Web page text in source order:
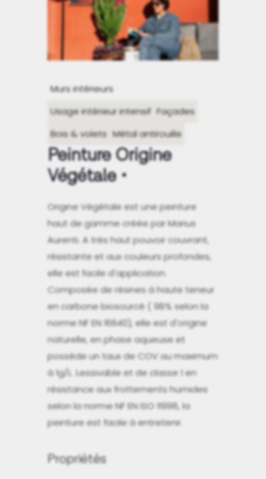
Murs intérieurs
Usage intérieur intensif Façades
Bois & volets Métal antirouille
Peinture Origine
Végétale
Origine Végétale est une peinture
haut de gamme créée par Marius
Aurenti. A très haut pouvoir couvrant,
résistante et aux couleurs profondes,
elle est facile d'application.
Composée de résines à haute teneur
en carbone biosourcé ( 98% selon la
norme NF EN 16640), elle est d'origine
naturelle, en phase aqueuse et
possède un taux de COV au maximum
à 1g/L. Lessivable et de classe 1 en
résistance aux frottements humides
selon la norme NF EN ISO 11998, la
peinture est facile à entretenir.
Propriétés